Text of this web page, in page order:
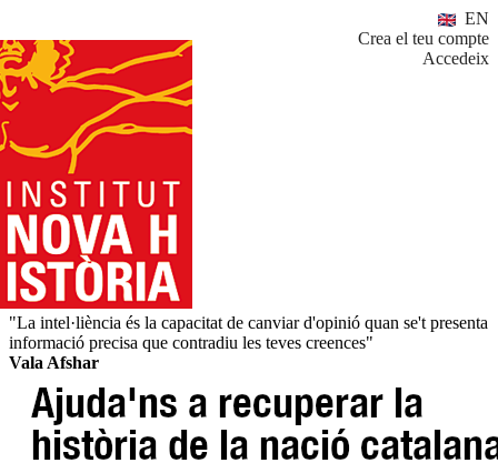
EN
Crea el teu compte
Accedeix
"La intel·liència és la capacitat de canviar d'opinió quan se't presenta
informació precisa que contradiu les teves creences"
Vala Afshar